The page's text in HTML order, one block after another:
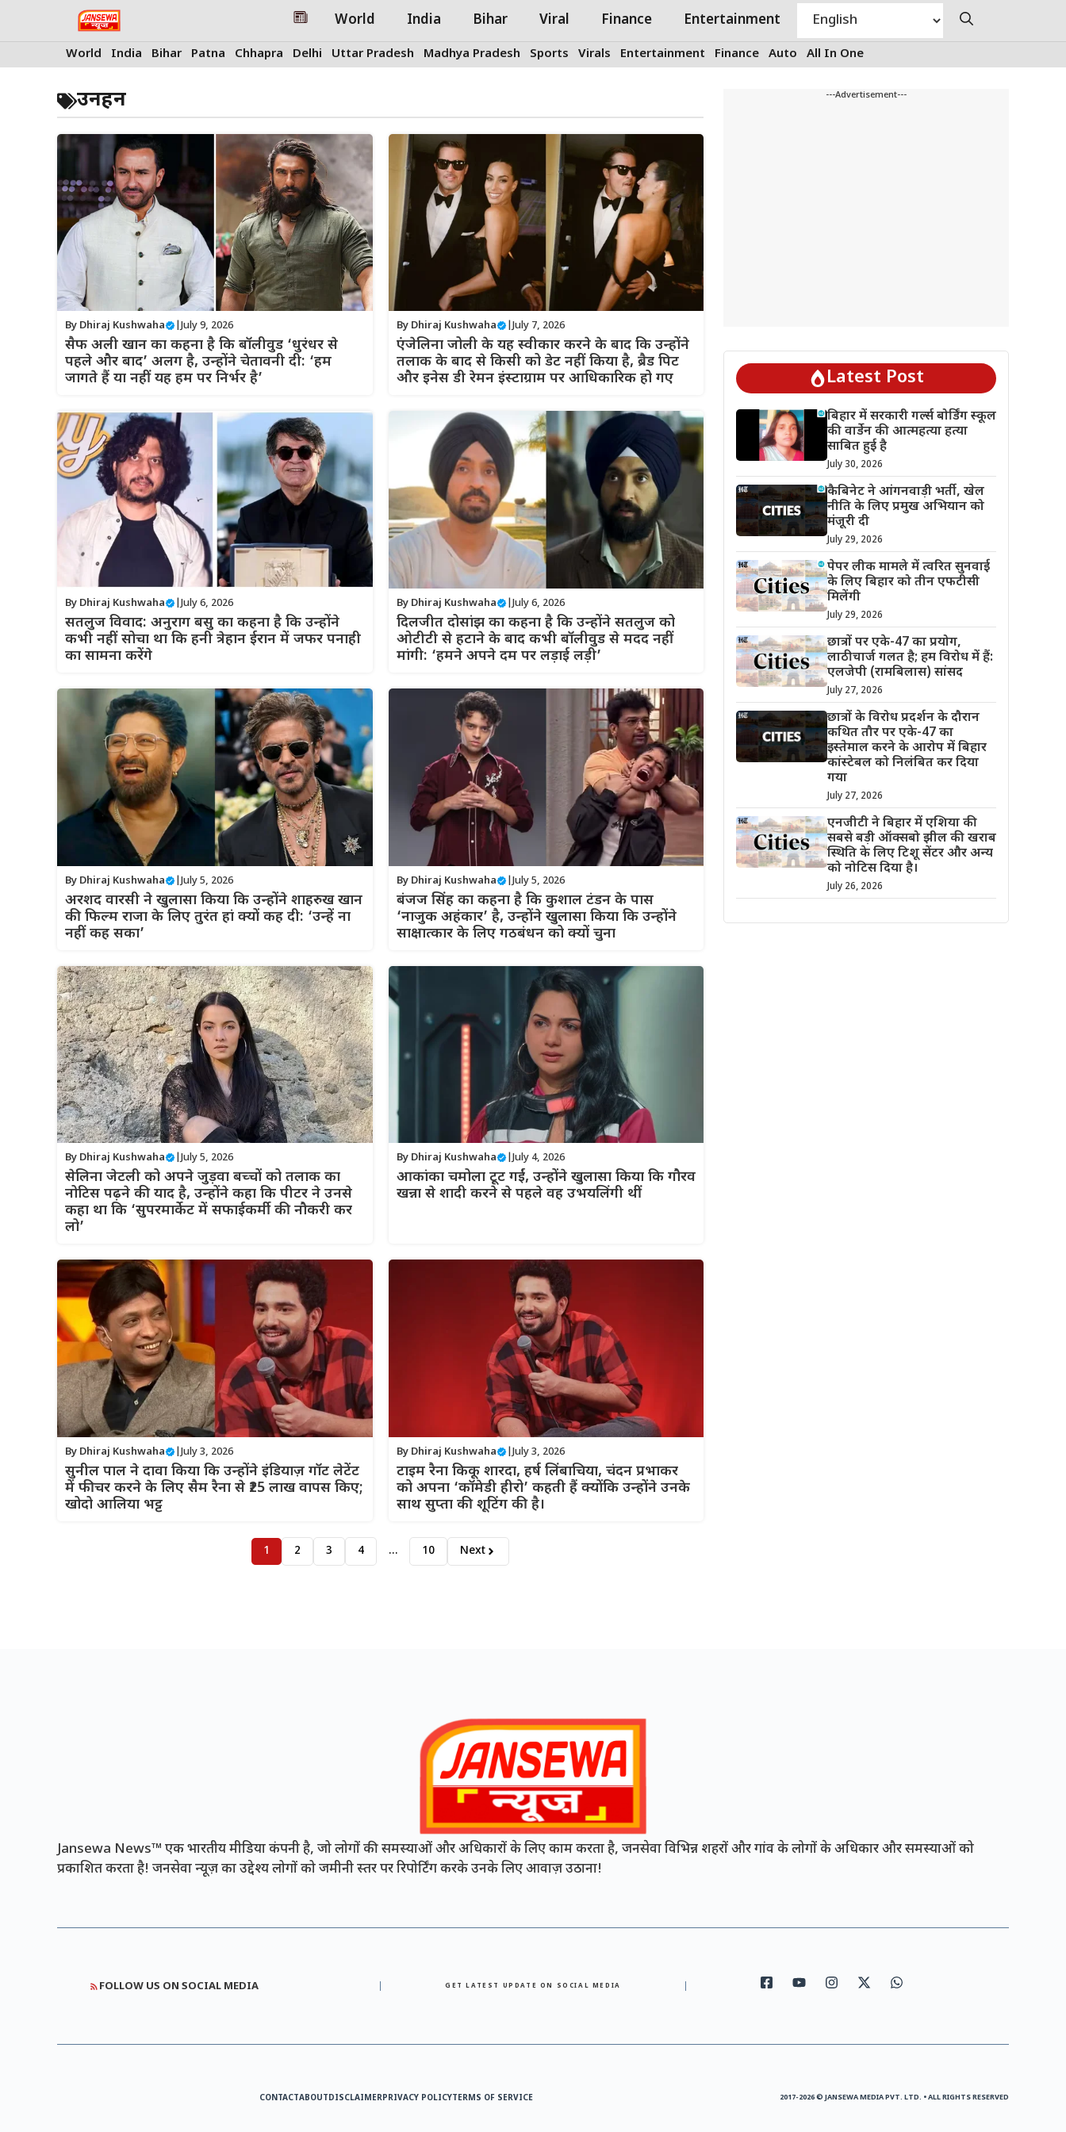
World India Bihar Viral Finance Entertainment
World India Bihar Patna Chhapra Delhi Uttar Pradesh Madhya Pradesh Sports Virals Entertainment Finance Auto All In One
उनहन
By Dhiraj Kushwaha July 9, 2026
सैफ अली खान का कहना है कि बॉलीवुड ‘धुरंधर से
पहले और बाद’ अलग है, उन्होंने चेतावनी दी: ‘हम
जागते हैं या नहीं यह हम पर निर्भर है’
By Dhiraj Kushwaha | July 7, 2026
एंजेलिना जोली के यह स्वीकार करने के बाद कि उन्होंने
तलाक के बाद से किसी को डेट नहीं किया है, ब्रैड पिट
और इनेस डी रेमन इंस्टाग्राम पर आधिकारिक हो गए
By Dhiraj Kushwaha July 6, 2026
सतलुज विवाद: अनुराग बसु का कहना है कि उन्होंने
कभी नहीं सोचा था कि हनी त्रेहान ईरान में जफर पनाही
का सामना करेंगे
By Dhiraj Kushwaha | July 6, 2026
दिलजीत दोसांझ का कहना है कि उन्होंने सतलुज को
ओटीटी से हटाने के बाद कभी बॉलीवुड से मदद नहीं
मांगी: ‘हमने अपने दम पर लड़ाई लड़ी’
By Dhiraj Kushwaha July 5, 2026
अरशद वारसी ने खुलासा किया कि उन्होंने शाहरुख खान
की फिल्म राजा के लिए तुरंत हां क्यों कह दी: ‘उन्हें ना
नहीं कह सका’
By Dhiraj Kushwaha | July 5, 2026
बंजज सिंह का कहना है कि कुशाल टंडन के पास
‘नाजुक अहंकार’ है, उन्होंने खुलासा किया कि उन्होंने
साक्षात्कार के लिए गठबंधन को क्यों चुना
By Dhiraj Kushwaha July 5, 2026
सेलिना जेटली को अपने जुड़वा बच्चों को तलाक का
नोटिस पढ़ने की याद है, उन्होंने कहा कि पीटर ने उनसे
कहा था कि ‘सुपरमार्केट में सफाईकर्मी की नौकरी कर
लो’
By Dhiraj Kushwaha | July 4, 2026
आकांका चमोला टूट गईं, उन्होंने खुलासा किया कि गौरव
खन्ना से शादी करने से पहले वह उभयलिंगी थीं
By Dhiraj Kushwaha July 3, 2026
सुनील पाल ने दावा किया कि उन्होंने इंडियाज़ गॉट लेटेंट
में फीचर करने के लिए सैम रैना से ₹25 लाख वापस किए;
खोदो आलिया भट्ट
By Dhiraj Kushwaha | July 3, 2026
टाइम रैना किकू शारदा, हर्ष लिंबाचिया, चंदन प्रभाकर
को अपना ‘कॉमेडी हीरो’ कहती हैं क्योंकि उन्होंने उनके
साथ सुप्ता की शूटिंग की है।
1 2 3 4 … 10 Next
---Advertisement---
Latest Post
बिहार में सरकारी गर्ल्स बोर्डिंग स्कूल
की वार्डेन की आत्महत्या हत्या
साबित हुई है
July 30, 2026
कैबिनेट ने आंगनवाड़ी भर्ती, खेल
नीति के लिए प्रमुख अभियान को
मंजूरी दी
July 29, 2026
पेपर लीक मामले में त्वरित सुनवाई
के लिए बिहार को तीन एफटीसी
मिलेंगी
July 29, 2026
छात्रों पर एके-47 का प्रयोग,
लाठीचार्ज गलत है; हम विरोध में हैं:
एलजेपी (रामबिलास) सांसद
July 27, 2026
छात्रों के विरोध प्रदर्शन के दौरान
कथित तौर पर एके-47 का
इस्तेमाल करने के आरोप में बिहार
कांस्टेबल को निलंबित कर दिया
गया
July 27, 2026
एनजीटी ने बिहार में एशिया की
सबसे बड़ी ऑक्सबो झील की खराब
स्थिति के लिए टिशू सेंटर और अन्य
को नोटिस दिया है।
July 26, 2026
Jansewa News™ एक भारतीय मीडिया कंपनी है, जो लोगों की समस्याओं और अधिकारों के लिए काम करता है, जनसेवा विभिन्न शहरों और गांव के लोगों के अधिकार और समस्याओं को
प्रकाशित करता है! जनसेवा न्यूज़ का उद्देश्य लोगों को जमीनी स्तर पर रिपोर्टिंग करके उनके लिए आवाज़ उठाना!
FOLLOW US ON SOCIAL MEDIA GET LATEST UPDATE ON SOCIAL MEDIA
CONTACTABOUTDISCLAIMERPRIVACY POLICYTERMS OF SERVICE 2017-2026 © JANSEWA MEDIA PVT. LTD. • ALL RIGHTS RESERVED